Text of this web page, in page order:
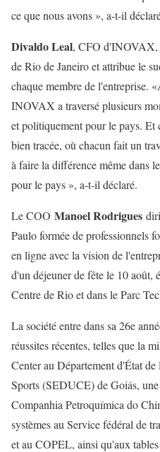
ce que nous avons », a-t-il
Divaldo Leal, CFO d'INOVAX,
de Rio de Janeiro et attribue le
chaque membre de l'entreprise.
INOVAX a traversé plusieurs
et politiquement pour le pays. Et
bien tracée, où chacun fait un
à faire la différence même dans
pour le pays », a-t-il déclaré.
Le COO Manoel Rodrigues
Paulo formée de professionnels
en ligne avec la vision de
d'un déjeuner de fête le 10 août,
Centre de Rio et dans le Parc
La société entre dans sa 26e
réussites récentes, telles que la
Center au Département d'État
Sports (SEDUCE) de Goiás,
Companhia Petroquímica do
systèmes au Service fédéral de
et au COPEL, ainsi qu'aux